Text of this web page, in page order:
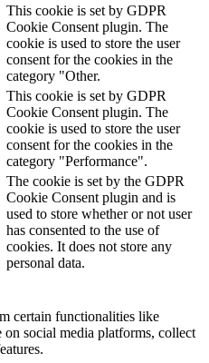
This cookie is set by GDPR
Cookie Consent plugin. The
cookie is used to store the user
consent for the cookies in the
category "Other.
This cookie is set by GDPR
Cookie Consent plugin. The
cookie is used to store the user
consent for the cookies in the
category "Performance".
The cookie is set by the GDPR
Cookie Consent plugin and is
used to store whether or not user
has consented to the use of
cookies. It does not store any
personal data.
certain functionalities like
social media platforms, collect